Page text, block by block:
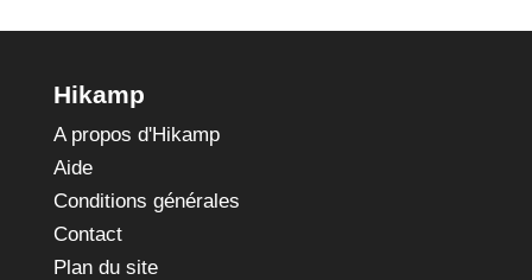
Hikamp
A propos d'Hikamp
Aide
Conditions générales
Contact
Plan du site